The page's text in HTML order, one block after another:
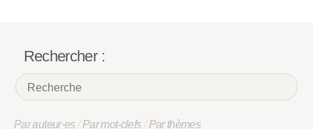
Rechercher :
Par auteur·es/Par mot-clefs/Par thèmes